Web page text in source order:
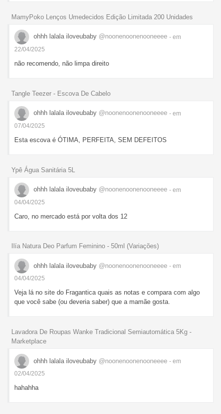
MamyPoko Lenços Umedecidos Edição Limitada 200 Unidades
ohhh lalala iloveubaby @noonenoonenooneeee - em
22/04/2025
não recomendo, não limpa direito
Tangle Teezer - Escova De Cabelo
ohhh lalala iloveubaby @noonenoonenooneeee - em
07/04/2025
Esta escova é ÓTIMA, PERFEITA, SEM DEFEITOS
Ypê Água Sanitária 5L
ohhh lalala iloveubaby @noonenoonenooneeee - em
04/04/2025
Caro, no mercado está por volta dos 12
Ilía Natura Deo Parfum Feminino - 50ml (Variações)
ohhh lalala iloveubaby @noonenoonenooneeee - em
04/04/2025
Veja lá no site do Fragantica quais as notas e compara com algo
que você sabe (ou deveria saber) que a mamãe gosta.
Lavadora De Roupas Wanke Tradicional Semiautomática 5Kg -
Marketplace
ohhh lalala iloveubaby @noonenoonenooneeee - em
02/04/2025
hahahha